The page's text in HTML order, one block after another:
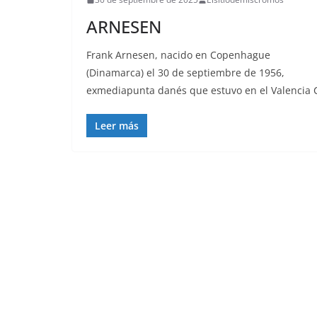
ARNESEN
Frank Arnesen, nacido en Copenhague
(Dinamarca) el 30 de septiembre de 1956,
exmediapunta danés que estuvo en el Valencia
Leer más